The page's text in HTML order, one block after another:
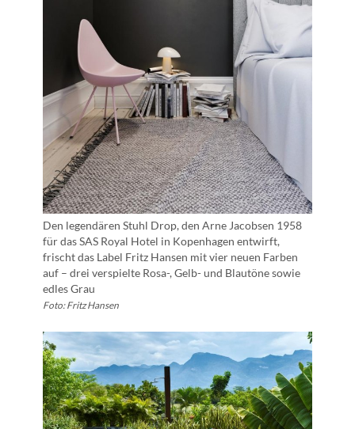
Den legendären Stuhl Drop, den Arne Jacobsen 1958
für das SAS Royal Hotel in Kopenhagen entwirft,
frischt das Label Fritz Hansen mit vier neuen Farben
auf – drei verspielte Rosa-, Gelb- und Blautöne sowie
edles Grau
Foto: Fritz Hansen